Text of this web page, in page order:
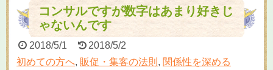
コンサルですが数字はあまり好きじ
ゃないんです
2018/5/1
2018/5/2
初めての方へ, 販促・集客の法則 , 関係性を深める